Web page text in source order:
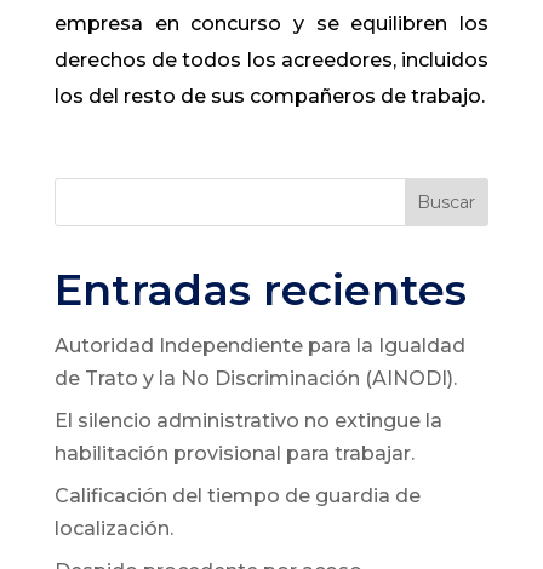
empresa en concurso y se equilibren los
derechos de todos los acreedores, incluidos
los del resto de sus compañeros de trabajo.
Buscar
Entradas recientes
Autoridad Independiente para la Igualdad
de Trato y la No Discriminación (AINODI).
El silencio administrativo no extingue la
habilitación provisional para trabajar.
Calificación del tiempo de guardia de
localización.